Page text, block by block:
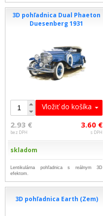
3D pohľadnica Dual Phaeton
Duesenberg 1931
Vložiť do košíka
2.93 €
bez DPH
3.60 €
s DPH
skladom
Lentikulárna pohľadnica s reálnym 3D
efektom.
3D pohľadnica Earth (Zem)